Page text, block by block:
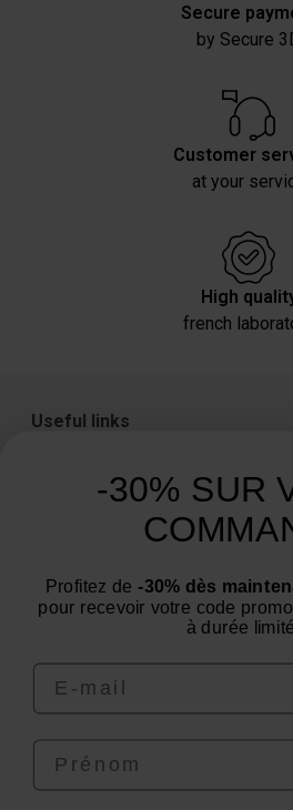
Secure
by Secure
Customer
at your
High
french
Useful links
We are at your service from
am to 12 pm and from 2 pm to 4
4.6/5
-30% SUR
Profitez de -30% dès
pour recevoir votre code
à durée
Email
Prénom